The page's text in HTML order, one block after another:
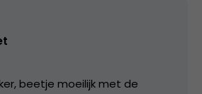
beetje moeilijk met de